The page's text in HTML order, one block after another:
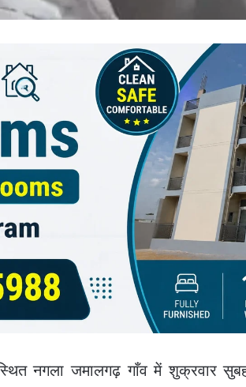
नगला जमालगढ़ गाँव में शुक्रवार